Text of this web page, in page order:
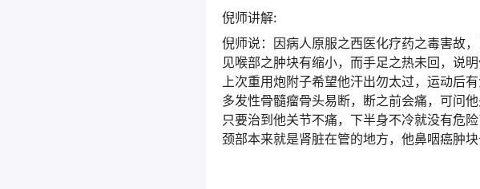
倪师讲解:
倪师说：因病人原服之西医化疗药之毒害故
见喉部之肿块有缩小，而手足之热未回，说
上次重用炮附子希望他汗出勿太过，运动后
多发性骨髓瘤骨头易断，断之前会痛，可问他
只要治到他关节不痛，下半身不冷就没有危
颈部本来就是肾脏在管的地方，他鼻咽癌肿